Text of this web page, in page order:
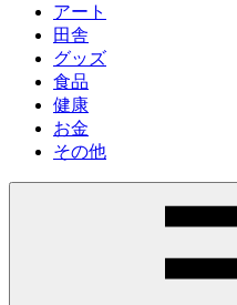
アート
田舎
グッズ
食品
健康
お金
その他